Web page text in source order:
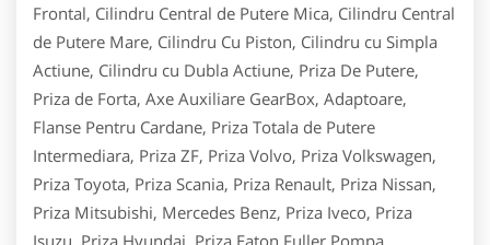
Frontal, Cilindru Central de Putere Mica, Cilindru Central
de Putere Mare, Cilindru Cu Piston, Cilindru cu Simpla
Actiune, Cilindru cu Dubla Actiune, Priza De Putere,
Priza de Forta, Axe Auxiliare GearBox, Adaptoare,
Flanse Pentru Cardane, Priza Totala de Putere
Intermediara, Priza ZF, Priza Volvo, Priza Volkswagen,
Priza Toyota, Priza Scania, Priza Renault, Priza Nissan,
Priza Mitsubishi, Mercedes Benz, Priza Iveco, Priza
Isuzu, Priza Hyundai, Priza Eaton Fuller,Pompa